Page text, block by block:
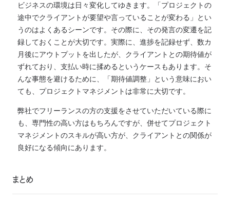
ビジネスの環境は日々変化してゆきます。
「プロジェクトの
途中でクライアントが要望や言っていることが変わる」とい
うのはよくあるシーンです。 その際に、その発言の変遷を記
録しておくことが大切です。 実際に、進捗を記録せず、数カ
月後にアウトプットを出したが、クライアントとの期待値が
ずれており、支払い時に揉めるというケースもあります。 そ
んな事態を避けるために、「期待値調整」という意味におい
ても、プロジェクトマネジメントは非常に大切です。
弊社でフリーランスの方の支援をさせていただいている際に
も、専門性の高い方はもちろんですが、併せてプロジェクト
マネジメントのスキルが高い方が、クライアントとの関係が
良好になる傾向にあります。
まとめ